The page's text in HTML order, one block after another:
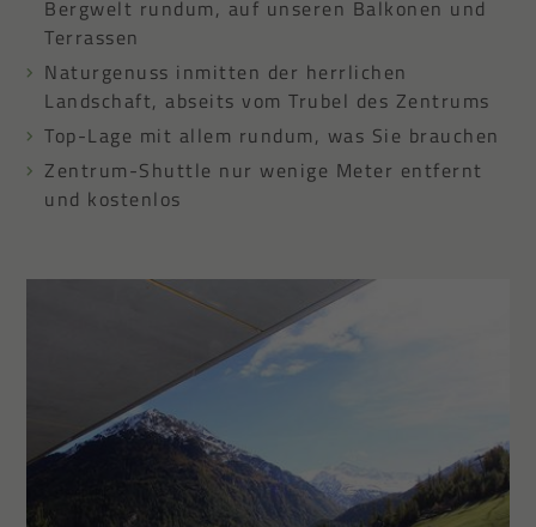
Bergwelt rundum, auf unseren Balkonen und
Terrassen
Naturgenuss inmitten der herrlichen
Landschaft, abseits vom Trubel des Zentrums
Top-Lage mit allem rundum, was Sie brauchen
Zentrum-Shuttle nur wenige Meter entfernt
und kostenlos